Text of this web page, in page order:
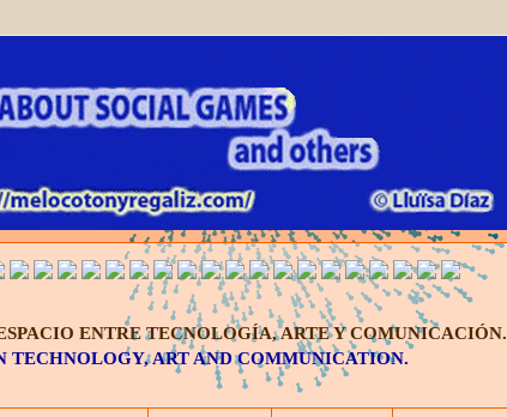
ENTRE TECNOLOGÍA, ARTE Y COMUNICACIÓN.
TECHNOLOGY, ART AND COMMUNICATION.